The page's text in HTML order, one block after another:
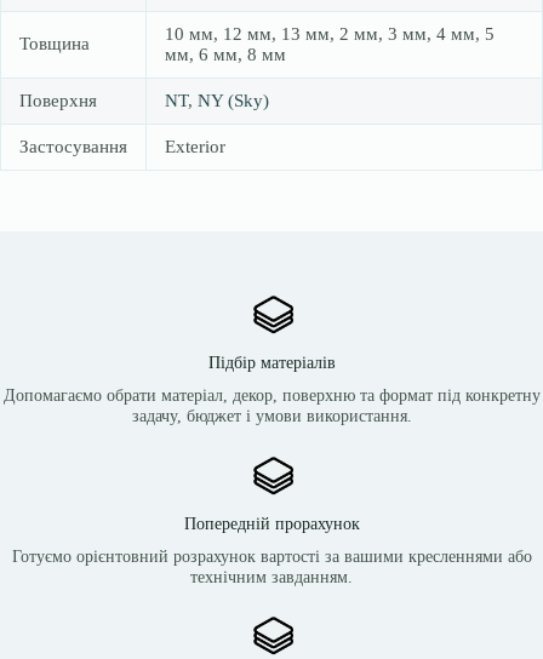
Товщина
10 мм, 12 мм, 13 мм, 2 мм, 3 мм, 4 мм, 5
мм, 6 мм, 8 мм
Поверхня NT, NY (Sky)
Застосування Exterior
Підбір матеріалів
Допомагаємо обрати матеріал, декор, поверхню та формат під конкретну
задачу, бюджет і умови використання.
Попередній прорахунок
Готуємо орієнтовний розрахунок вартості за вашими кресленнями або
технічним завданням.